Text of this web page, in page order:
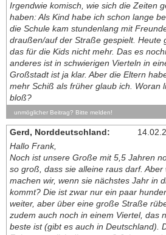
Irgendwie komisch, wie sich die Zeiten
haben: Als Kind habe ich schon lange
die Schule kam stundenlang mit
draußen/auf der Straße gespielt. Heute
das für die Kids nicht mehr. Das es
anderes ist in schwierigen Vierteln in
Großstadt ist ja klar. Aber die Eltern
mehr Schiß als früher glaub ich. Woran
bloß?
unmöglicher Beitrag? Bitte melden!
Gerd, Norddeutschland:
Hallo Frank,
Noch ist unsere Große mit 5,5 Jahren
so groß, dass sie alleine raus darf. Aber
machen wir, wenn sie nächstes Jahr in
kommt? Die ist zwar nur ein paar
weiter, aber über eine große Straße
zudem auch noch in einem Viertel, das
beste ist (gibt es auch in Deutschland).